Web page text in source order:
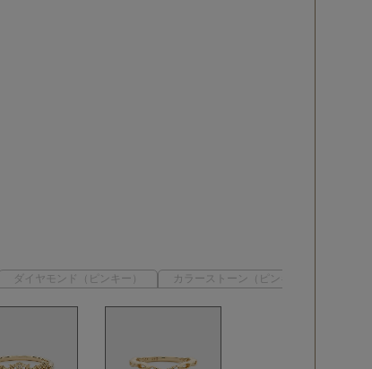
ダイヤモンド（ピンキー） カラーストーン（ピンキー）